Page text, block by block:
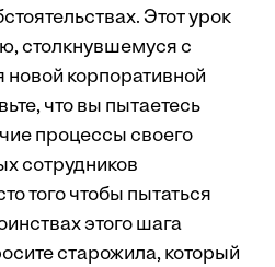
Этот урок
столкнувшемуся с
корпоративной
что вы пытаетесь
процессы своего
сотрудников
того чтобы пытаться
этого шага
старожила, который